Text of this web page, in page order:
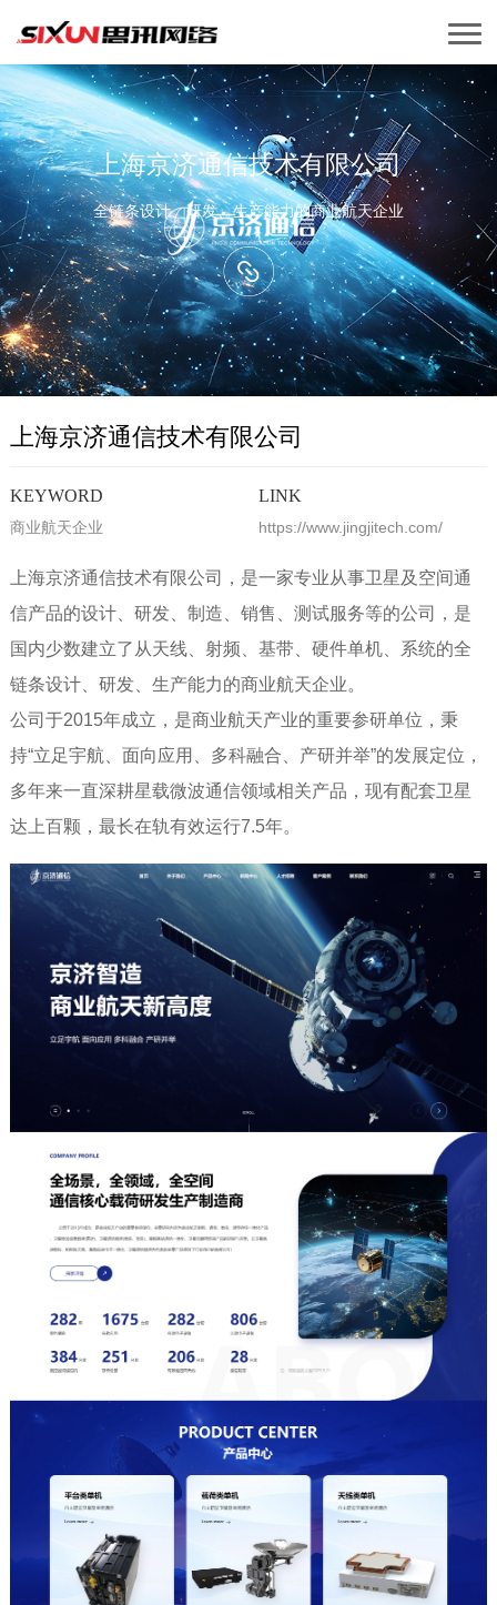
上海京济通信技术有限公司
全链条设计、研发、生产能力的商业航天企业
上海京济通信技术有限公司
KEYWORD
商业航天企业
LINK
https://www.jingjitech.com/
上海京济通信技术有限公司，是一家专业从事卫星及空间通
信产品的设计、研发、制造、销售、测试服务等的公司，是
国内少数建立了从天线、射频、基带、硬件单机、系统的全
链条设计、研发、生产能力的商业航天企业。
公司于2015年成立，是商业航天产业的重要参研单位，秉
持“立足宇航、面向应用、多科融合、产研并举”的发展定位，
多年来一直深耕星载微波通信领域相关产品，现有配套卫星
达上百颗，最长在轨有效运行7.5年。